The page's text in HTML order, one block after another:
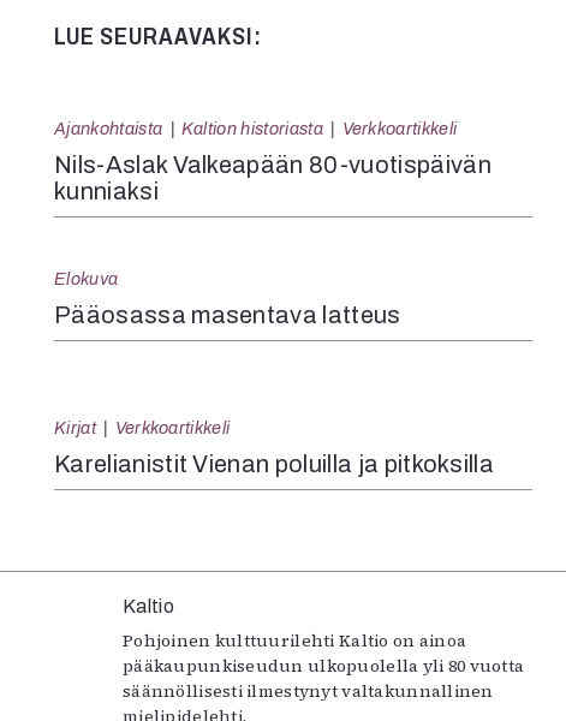
LUE SEURAAVAKSI:
Ajankohtaista Kaltion historiasta Verkkoartikkeli
Nils-Aslak Valkeapään 80-vuotispäivän
kunniaksi
Elokuva
Pääosassa masentava latteus
Kirjat Verkkoartikkeli
Karelianistit Vienan poluilla ja pitkoksilla
Kaltio
Pohjoinen kulttuurilehti Kaltio on ainoa
pääkaupunkiseudun ulkopuolella yli 80 vuotta
säännöllisesti ilmestynyt valtakunnallinen
mielipidelehti.